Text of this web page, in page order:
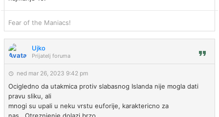
Fear of the Maniacs!
Ujko
Prijatelj foruma
ned mar 26, 2023 9:42 pm
Ocigledno da utakmica protiv slabasnog Islanda nije mogla dati
pravu sliku, ali
mnogi su upali u neku vrstu euforije, karaktericno za